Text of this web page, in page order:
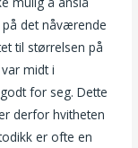
det nåværende
til størrelsen på
midt i
for seg. Dette
derfor hvitheten
er ofte en